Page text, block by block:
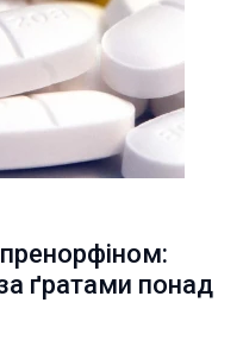
ґратами понад